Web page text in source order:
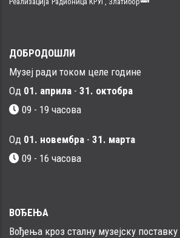
ДОБРОДОШЛИ
Музеј ради током целе године
Од 01. априла - 31. октобра
09 - 19 часова
Од 01. новембра - 31. марта
09 - 16 часовa
ВОЂЕЊА
Вођења кроз сталну музејску